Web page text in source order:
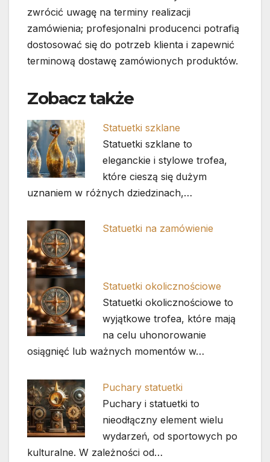
zwrócić uwagę na terminy realizacji
zamówienia; profesjonalni producenci potrafią
dostosować się do potrzeb klienta i zapewnić
terminową dostawę zamówionych produktów.
Zobacz także
Statuetki szklane
Statuetki szklane to
eleganckie i stylowe trofea,
które cieszą się dużym
uznaniem w różnych dziedzinach,…
Statuetki na zamówienie
Statuetki okolicznościowe
Statuetki okolicznościowe to
wyjątkowe trofea, które mają
na celu uhonorowanie
osiągnięć lub ważnych momentów w…
Puchary statuetki
Puchary i statuetki to
nieodłączny element wielu
wydarzeń, od sportowych po
kulturalne. W zależności od…